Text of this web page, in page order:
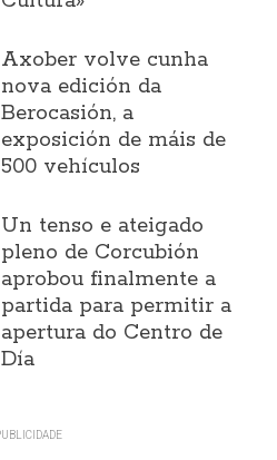
Axober volve cunha
nova edición da
Berocasión, a
exposición de máis de
500 vehículos
Un tenso e ateigado
pleno de Corcubión
aprobou finalmente a
partida para permitir a
apertura do Centro de
Día